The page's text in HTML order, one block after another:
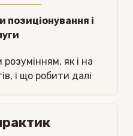
і
розумінням, як і на
і що робити далі